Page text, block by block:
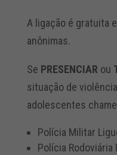
A ligação é gratuita
anônimas.
Se PRESENCIAR ou
situação de
adolescentes
Polícia Militar
Polícia Rodoviária